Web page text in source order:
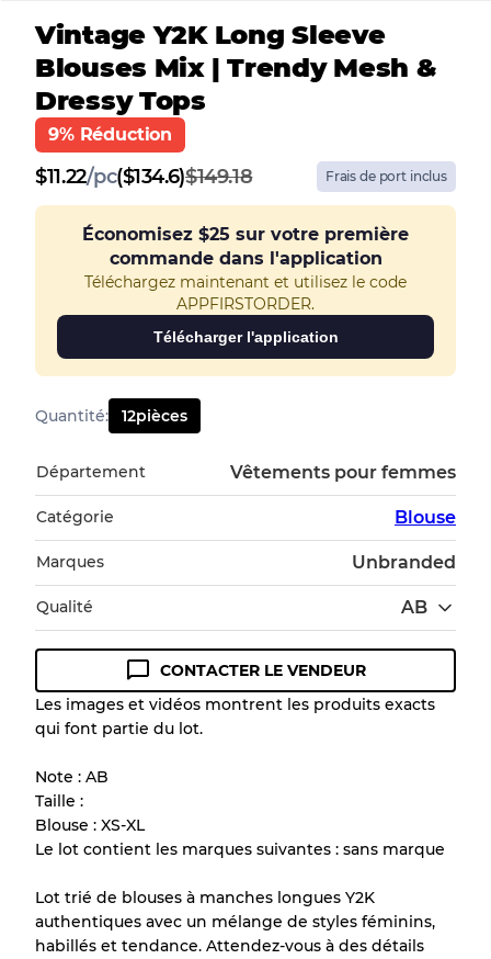
Vintage Y2K Long Sleeve
Blouses Mix | Trendy Mesh &
Dressy Tops
9% Réduction
$11.22/pc($134.6)$149.18 Frais de port inclus
Économisez $25 sur votre première
commande dans l'application
Téléchargez maintenant et utilisez le code
APPFIRSTORDER.
Télécharger l'application
Quantité: 12pièces
Département Vêtements pour femmes
Catégorie Blouse
Marques Unbranded
Qualité AB
Guide des conditions
Tous les produits incluent un niveau de
de chaque article avant l'achat.
Il y a une marge d'erreur allant jusqu'à
en raison de la vente en gros
Notre système à 3 niveaux
CONTACTER LE VENDEUR
Les images et vidéos montrent les produits exacts
qui font partie du lot.
Note : AB
Taille :
Blouse : XS-XL
Le lot contient les marques suivantes : sans marque
Lot trié de blouses à manches longues Y2K
authentiques avec un mélange de styles féminins,
habillés et tendance. Attendez-vous à des détails